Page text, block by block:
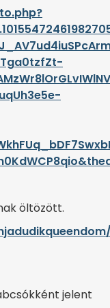
öltözött.
jelent